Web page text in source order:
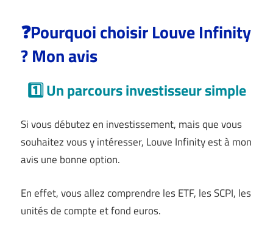
❓Pourquoi choisir Louve Infinity
? Mon avis
1️⃣ Un parcours investisseur simple
Si vous débutez en investissement, mais que vous
souhaitez vous y intéresser, Louve Infinity est à mon
avis une bonne option.
En effet, vous allez comprendre les ETF, les SCPI, les
unités de compte et fond euros.